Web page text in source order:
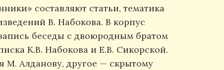
составляют статьи, тематика
В. Набокова. В корпус
беседы с двоюродным братом
К.В. Набокова и Е.В. Сикорской.
М. Алданову, другое — скрытому